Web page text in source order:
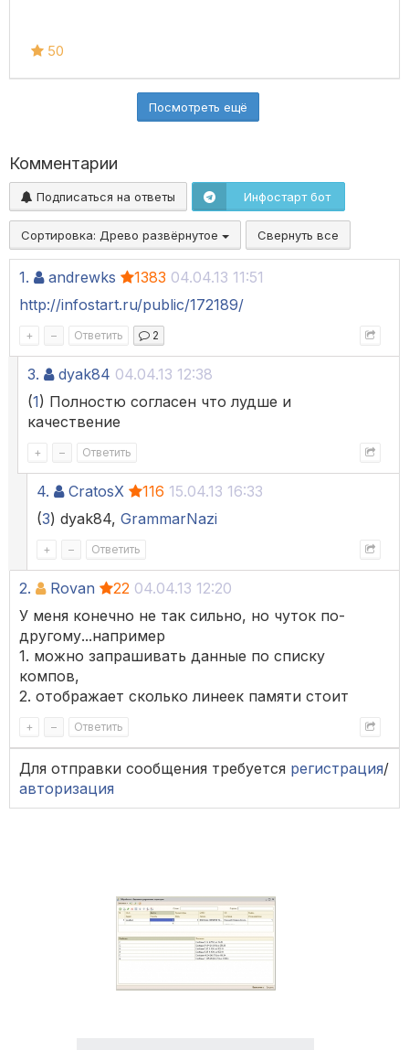
50
Посмотреть ещё
Комментарии
Подписаться на ответы Инфостарт бот
Сортировка: Древо развёрнутое Свернуть все
1. andrewks 1383 04.04.13 11:51
http://infostart.ru/public/172189/
+ – Ответить 2
3. dyak84 04.04.13 12:38
(1) Полностю согласен что лудше и
качествение
+ – Ответить
4. CratosX 116 15.04.13 16:33
(3) dyak84, GrammarNazi
+ – Ответить
2. Rovan 22 04.04.13 12:20
У меня конечно не так сильно, но чуток по-
другому...например
1. можно запрашивать данные по списку
компов,
2. отображает сколько линеек памяти стоит
+ – Ответить
Для отправки сообщения требуется регистрация/
авторизация